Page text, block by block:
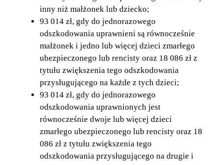
inny niż małżonek lub dziecko;
93 014 zł, gdy do jednorazowego
odszkodowania uprawnieni są równocześnie
małżonek i jedno lub więcej dzieci zmarłego
ubezpieczonego lub rencisty oraz 18 086 zł z
tytułu zwiększenia tego odszkodowania
przysługującego na każde z tych dzieci;
93 014 zł, gdy do jednorazowego
odszkodowania uprawnionych jest
równocześnie dwoje lub więcej dzieci
zmarłego ubezpieczonego lub rencisty oraz 18
086 zł z tytułu zwiększenia tego
odszkodowania przysługującego na drugie i